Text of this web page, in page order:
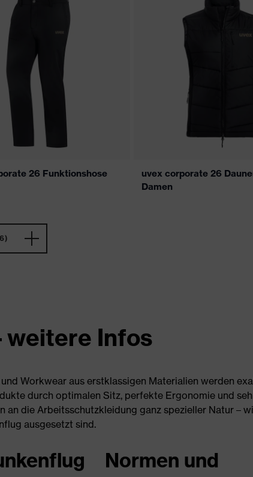
26 Funktionshose
uvex corporate 26
Damen
weitere Infos
Workwear aus erstklassigen Materialien werden
durch optimalen Sitz, perfekte Ergonomie und
die Arbeitsschutzkleidung ganz spezieller Natur –
ausgesetzt sind.
Normen und